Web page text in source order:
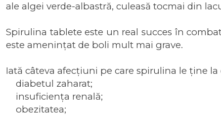
ale algei verde-albastră, culeasă tocmai din
Spirulina tablete este un real succes în
este amenințat de boli mult mai grave.
Iată câteva afecțiuni pe care spirulina le ține
diabetul zaharat;
insuficiența renală;
obezitatea;